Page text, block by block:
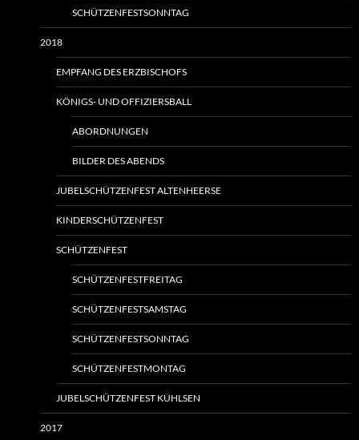
SCHÜTZENFESTSONNTAG
2018
EMPFANG DES ERZBISCHOFS
KÖNIGS- UND OFFIZIERSBALL
ABORDNUNGEN
BILDER DES ABENDS
JUBELSCHÜTZENFEST ALTENHEERSE
KINDERSCHÜTZENFEST
SCHÜTZENFEST
SCHÜTZENFESTFREITAG
SCHÜTZENFESTSAMSTAG
SCHÜTZENFESTSONNTAG
SCHÜTZENFESTMONTAG
JUBELSCHÜTZENFEST KÜHLSEN
2017